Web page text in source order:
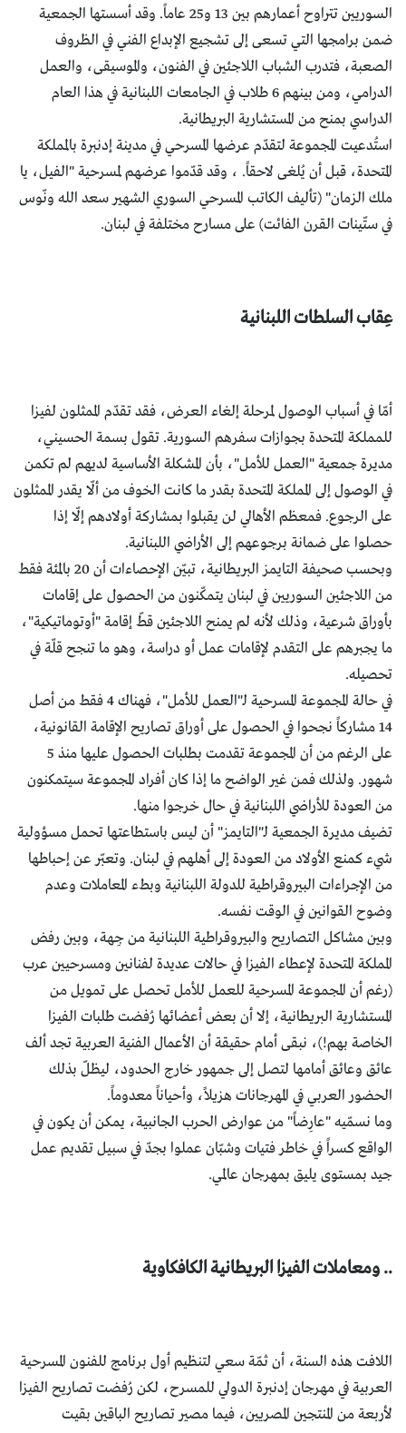
السوريين تتراوح أعمارهم بين 13 و25 عاماً. وقد أسستها الجمعية
ضمن برامجها التي تسعى إلى تشجيع الإبداع الفني في الظروف
الصعبة، فتدرب الشباب اللاجئين في الفنون، والموسيقى، والعمل
الدرامي، ومن بينهم 6 طلاب في الجامعات اللبنانية في هذا العام
الدراسي بمنح من المستشارية البريطانية.
استُدعيت المجموعة لتقدّم عرضها المسرحي في مدينة إدنبرة بالمملكة
المتحدة، قبل أن يُلغى لاحقاً. ، وقد قدّموا عرضهم لمسرحية "الفيل، يا
ملك الزمان" (تأليف الكاتب المسرحي السوري الشهير سعد الله ونّوس
في ستّينات القرن الفائت) على مسارح مختلفة في لبنان.
عِقاب السلطات اللبنانية
أمّا في أسباب الوصول لمرحلة إلغاء العرض، فقد تقدّم الممثلون لفيزا
للمملكة المتحدة بجوازات سفرهم السورية. تقول بسمة الحسيني،
مديرة جمعية "العمل للأمل"، بأن المشكلة الأساسية لديهم لم تكمن
في الوصول إلى المملكة المتحدة بقدر ما كانت الخوف من ألّا يقدر الممثلون
على الرجوع. فمعظم الأهالي لن يقبلوا بمشاركة أولادهم إلّا إذا
حصلوا على ضمانة برجوعهم إلى الأراضي اللبنانية.
وبحسب صحيفة التايمز البريطانية، تبيّن الإحصاءات أن 20 بالمئة فقط
من اللاجئين السوريين في لبنان يتمكّنون من الحصول على إقامات
بأوراق شرعية، وذلك لأنه لم يمنح اللاجئين قطّ إقامة "أوتوماتيكية"،
ما يجبرهم على التقدم لإقامات عمل أو دراسة، وهو ما تنجح قلّة في
تحصيله.
في حالة المجموعة المسرحية لـ"العمل للأمل"، فهناك 4 فقط من أصل
14 مشاركاً نجحوا في الحصول على أوراق تصاريح الإقامة القانونية،
على الرغم من أن المجموعة تقدمت بطلبات الحصول عليها منذ 5
شهور. ولذلك فمن غير الواضح ما إذا كان أفراد المجموعة سيتمكنون
من العودة للأراضي اللبنانية في حال خرجوا منها.
تضيف مديرة الجمعية لـ"التايمز" أن ليس باستطاعتها تحمل مسؤولية
شيء كمنع الأولاد من العودة إلى أهلهم في لبنان. وتعبّر عن إحباطها
من الإجراءات البيروقراطية للدولة اللبنانية وبطء المعاملات وعدم
وضوح القوانين في الوقت نفسه.
وبين مشاكل التصاريح والبيروقراطية اللبنانية من جِهة، وبين رفض
المملكة المتحدة لإعطاء الفيزا في حالات عديدة لفنانين ومسرحيين عرب
(رغم أن المجموعة المسرحية للعمل للأمل تحصل على تمويل من
المستشارية البريطانية، إلا أن بعض أعضائها رُفضت طلبات الفيزا
الخاصة بهم!)، نبقى أمام حقيقة أن الأعمال الفنية العربية تجد ألف
عائق وعائق أمامها لتصل إلى جمهور خارج الحدود، ليظلّ بذلك
الحضور العربي في المهرجانات هزيلاً، وأحياناً معدوماً.
وما نسمّيه "عارِضاً" من عوارض الحرب الجانبية، يمكن أن يكون في
الواقع كسراً في خاطر فتيات وشبّان عملوا بجدّ في سبيل تقديم عمل
جيد بمستوى يليق بمهرجان عالمي.
.. ومعاملات الفيزا البريطانية الكافكاوية
اللافت هذه السنة، أن ثمّة سعي لتنظيم أول برنامج للفنون المسرحية
العربية في مهرجان إدنبرة الدولي للمسرح، لكن رُفضت تصاريح الفيزا
لأربعة من المنتجين المصريين، فيما مصير تصاريح الباقين بقيت